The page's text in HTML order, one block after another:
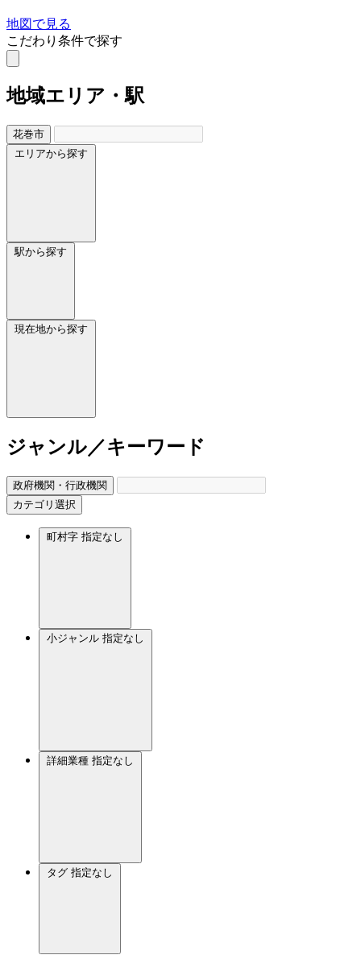
地図で見る
こだわり条件で探す
地域エリア・駅
花巻市
エリアから探す
駅から探す
現在地から探す
ジャンル／キーワード
政府機関・行政機関
カテゴリ選択
町村字 指定なし
小ジャンル 指定なし
詳細業種 指定なし
タグ 指定なし